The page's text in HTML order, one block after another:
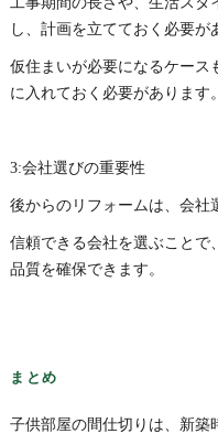
し、計画を立てておく必要が
仮住まいが必要になるケース
に入れておく必要があります。
3:会社選びの重要性
後からのリフォームは、会社
信頼できる会社を選ぶことで
品質を確保できます。
まとめ
子供部屋の間仕切りは、新築